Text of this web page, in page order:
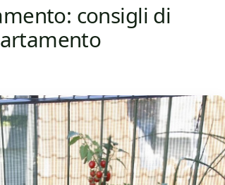
consigli di